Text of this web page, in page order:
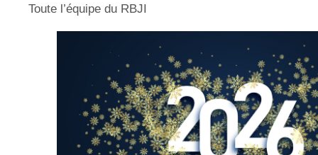
Toute l’équipe du RBJI